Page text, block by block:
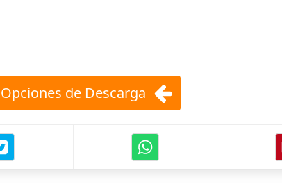
Opciones de Descarga